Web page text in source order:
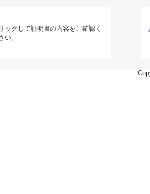
ックして証明書の内容をご確認く
い。